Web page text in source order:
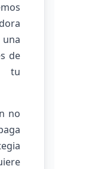
de
tu
no